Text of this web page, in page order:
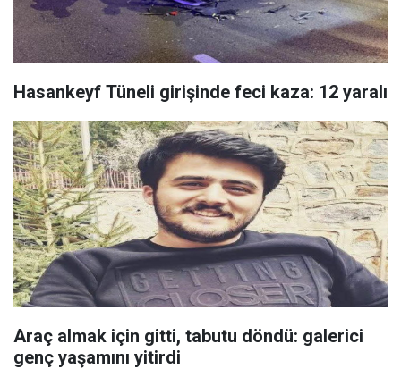
Hasankeyf Tüneli girişinde feci kaza: 12 yaralı
Araç almak için gitti, tabutu döndü: galerici
genç yaşamını yitirdi